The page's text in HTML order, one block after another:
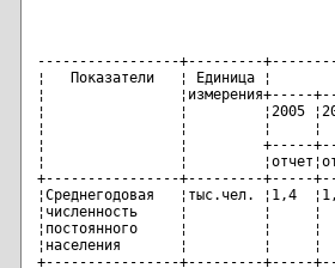
-----------------+---------
¦   Показатели   ¦ Единица
¦                ¦измерения+-----
¦                ¦         ¦2005 ¦2006
¦                ¦         ¦     ¦
¦                ¦         +-----
¦                ¦
+----------------+---------+-----
¦Среднегодовая   ¦тыс.чел. ¦1,4
¦численность     ¦         ¦
¦постоянного     ¦         ¦
¦населения       ¦         ¦
+----------------+---------+-----